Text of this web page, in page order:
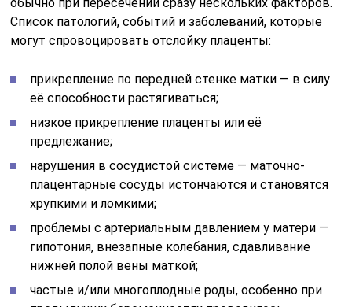
Список патологий, событий и заболеваний, которые
могут спровоцировать отслойку плаценты:
прикрепление по передней стенке матки — в силу
её способности растягиваться;
низкое прикрепление плаценты или её
предлежание;
нарушения в сосудистой системе — маточно-
плацентарные сосуды истончаются и становятся
хрупкими и ломкими;
проблемы с артериальным давлением у матери —
гипотония, внезапные колебания, сдавливание
нижней полой вены маткой;
частые и/или многоплодные роды, особенно при